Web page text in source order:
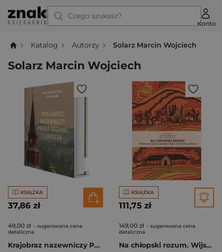
Czego szukasz?
Konto
Katalog Autorzy Solarz Marcin Wojciech
Solarz Marcin Wojciech
KSIĄŻKA
37,86 zł
49,00 zł - sugerowana cena
detaliczna
Krajobraz nazewniczy Pasma Brzanki i Liwocza
KSIĄŻKA
111,75 zł
149,00 zł - sugerowana cena
detaliczna
Na chłopski rozum. Wijskie akta sądowe nowożytnych Ołpin i ich konteksty społeczne